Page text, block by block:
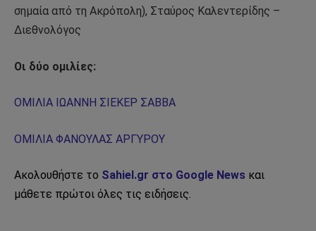
σημαία από τη Ακρόπολη), Σταύρος Καλεντερίδης –
Διεθνολόγος
Οι δύο ομιλίες:
ΟΜΙΛΙΑ ΙΩΑΝΝΗ ΣΙΕΚΕΡ ΣΑΒΒΑ
ΟΜΙΛΙΑ ΦΑΝΟΥΛΑΣ ΑΡΓΥΡΟΥ
Ακολουθήστε το Sahiel.gr στο Google News και
μάθετε πρώτοι όλες τις ειδήσεις.